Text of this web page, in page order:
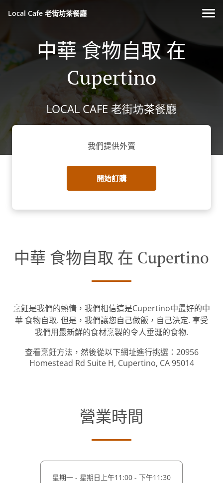
Local Cafe 老街坊茶餐廳
中華 食物自取 在
Cupertino
LOCAL CAFE 老街坊茶餐廳
我們提供外賣
開始訂購
中華 食物自取 在 Cupertino
烹飪是我們的熱情，我們相信這是Cupertino中最好的中
華 食物自取. 但是，我們讓您自己做飯，自己決定. 享受
我們用最新鮮的食材烹製的令人垂涎的食物.
查看烹飪方法，然後從以下網址進行挑選：20956
Homestead Rd Suite H, Cupertino, CA 95014
營業時間
星期一 - 星期日 上午11:00 - 下午11:30